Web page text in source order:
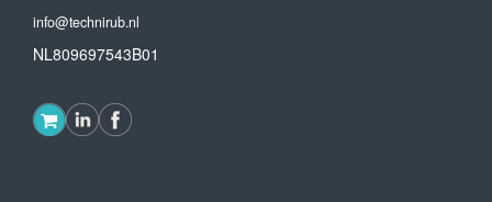
info@technirub.nl
NL809697543B01